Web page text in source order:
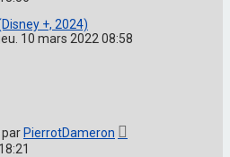
+, 2024)
10 mars 2022 08:58
parPierrotDameron